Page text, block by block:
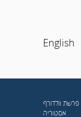
English
וולדורף
אסטוריה